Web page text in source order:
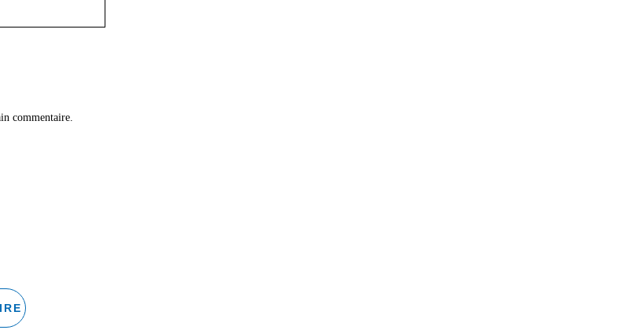
commentaire.